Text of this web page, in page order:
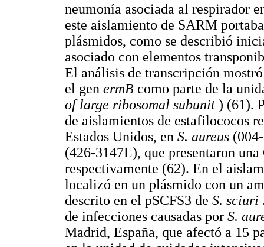
neumonía asociada al respirador
este aislamiento de SARM
plásmidos, como se describió
asociado con elementos
El análisis de transcripción
el gen ermB como parte de la
of large ribosomal subunit ) (61).
de aislamientos de estafilococos
Estados Unidos, en S. aureus
(426-3147L), que presentaron
respectivamente (62). En el
localizó en un plásmido con un
descrito en el pSCFS3 de S. sciuri
de infecciones causadas por S.
Madrid, España, que afectó a 15